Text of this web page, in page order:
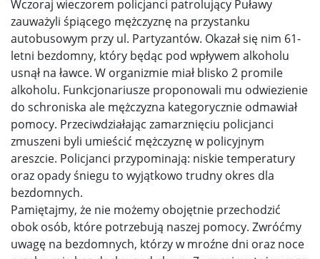
Wczoraj wieczorem policjanci patrolujący Puławy
zauważyli śpiącego mężczyznę na przystanku
autobusowym przy ul. Partyzantów. Okazał się nim 61-
letni bezdomny, który będąc pod wpływem alkoholu
usnął na ławce. W organizmie miał blisko 2 promile
alkoholu. Funkcjonariusze proponowali mu odwiezienie
do schroniska ale mężczyzna kategorycznie odmawiał
pomocy. Przeciwdziałając zamarznięciu policjanci
zmuszeni byli umieścić mężczyznę w policyjnym
areszcie. Policjanci przypominają: niskie temperatury
oraz opady śniegu to wyjątkowo trudny okres dla
bezdomnych.
Pamiętajmy, że nie możemy obojętnie przechodzić
obok osób, które potrzebują naszej pomocy. Zwróćmy
uwagę na bezdomnych, którzy w mroźne dni oraz noce